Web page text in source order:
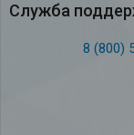
Служба
8 (800)